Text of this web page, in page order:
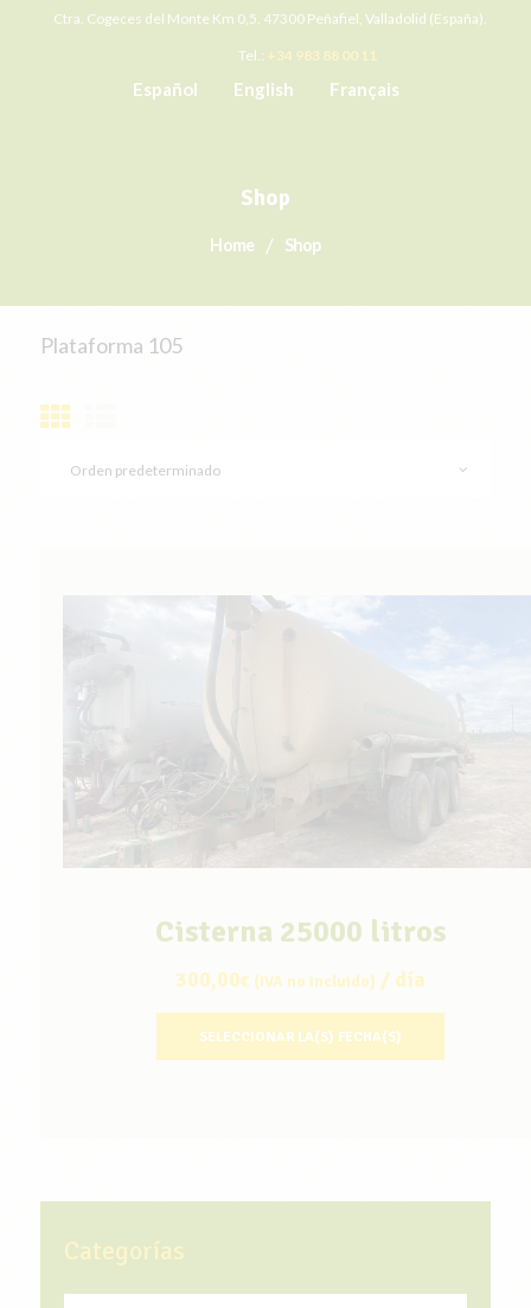
Ctra. Cogeces del Monte Km 0,5. 47300 Peñafiel, Valladolid (España).
Tel.: +34 983 88 00 11
Español English Français
Shop
Home Shop
Plataforma 105
Cisterna 25000 litros
300,00€ (IVA no incluido) / día
SELECCIONAR LA(S) FECHA(S)
Categorías